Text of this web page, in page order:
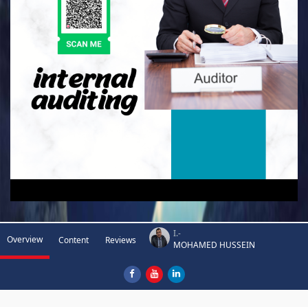
Overview Content Reviews
I.-
MOHAMED HUSSEIN